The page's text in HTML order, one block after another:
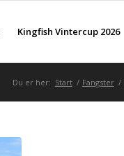
Kingfish Vintercup 2026
Du er her: Start / Fangster /